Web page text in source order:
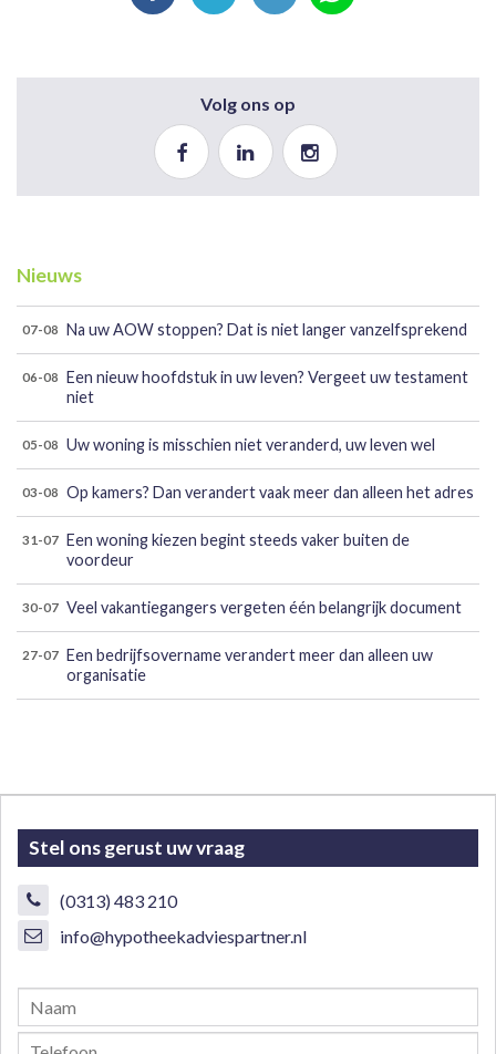
Volg ons op
Nieuws
07-08 Na uw AOW stoppen? Dat is niet langer vanzelfsprekend
06-08
Een nieuw hoofdstuk in uw leven? Vergeet uw testament
niet
05-08 Uw woning is misschien niet veranderd, uw leven wel
03-08 Op kamers? Dan verandert vaak meer dan alleen het adres
31-07 Een woning kiezen begint steeds vaker buiten de
voordeur
30-07 Veel vakantiegangers vergeten één belangrijk document
27-07 Een bedrijfsovername verandert meer dan alleen uw
organisatie
Stel ons gerust uw vraag
(0313) 483 210
info@hypotheekadviespartner.nl